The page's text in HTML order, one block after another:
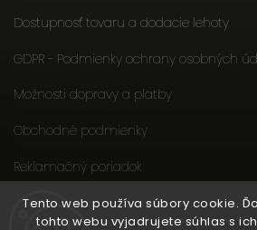
Tento web používa súbory cookie.
tohto webu vyjadrujete súhlas s
Dostupnosť tovaru a dodacie lehoty
GDPR - Podmienky ochrany osobných
Možnosti dopravy a platby
Obchodné podmienky
Reklamačný poriadok
Slow fashion podporuje ženy